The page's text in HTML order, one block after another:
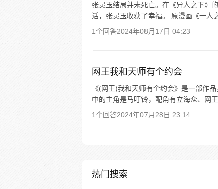
张灵玉结局并未死亡。在《异人之下》
活，张灵玉收获了幸福。 原漫画《一人
1个回答2024年08月17日 04:23
网王我和天师有个约会
《(网王)我和天师有个约会》是一部作
中的主角是马叮铃，配角有立海众、网
1个回答2024年07月28日 23:14
热门搜索